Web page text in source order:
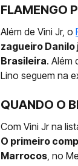
FLAMENGO
Além de Vini Jr, o
zagueiro
Brasileira. Além
Lino seguem na
QUANDO O
Com Vini Jr na
O primeiro
Marrocos, no